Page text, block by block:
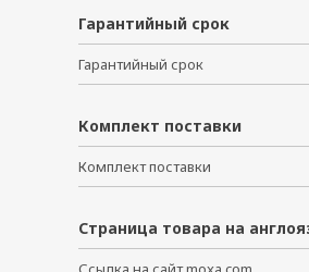
Гарантийный срок
Гарантийный срок
Комплект поставки
Комплект поставки
Страница товара на